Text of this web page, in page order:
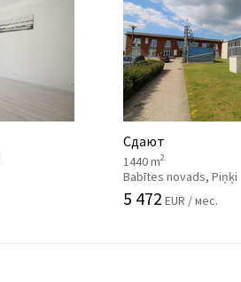
Сдают
1440 m2
Babītes novads, Piņķi
5 472 EUR / мес.